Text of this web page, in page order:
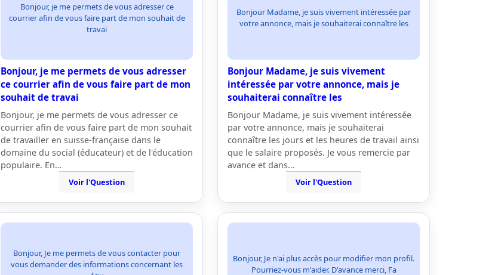
Bonjour, je me permets de vous adresser ce
courrier afin de vous faire part de mon souhait de
travai
Bonjour, je me permets de vous adresser
ce courrier afin de vous faire part de mon
souhait de travai
Bonjour, je me permets de vous adresser ce
courrier afin de vous faire part de mon souhait
de travailler en suisse-française dans le
domaine du social (éducateur) et de l'éducation
populaire. En…
Voir l'Question
Bonjour Madame, je suis vivement intéressée par
votre annonce, mais je souhaiterai connaître les
Bonjour Madame, je suis vivement
intéressée par votre annonce, mais je
souhaiterai connaître les
Bonjour Madame, je suis vivement intéressée
par votre annonce, mais je souhaiterai
connaître les jours et les heures de travail ainsi
que le salaire proposés. Je vous remercie par
avance et dans…
Voir l'Question
Bonjour, Je me permets de vous contacter pour
vous demander des informations concernant les
Bonjour, Je n'ai plus accès pour modifier mon profil.
Pourriez-vous m'aider. D'avance merci, Fa